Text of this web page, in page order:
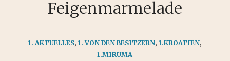
Feigenmarmelade
1. AKTUELLES, 1. VON DEN BESITZERN, 1.KROATIEN,
1.MIRUMA